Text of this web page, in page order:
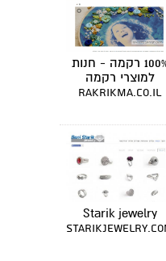
100% רקמה - חנות
למוצרי רקמה
rakrikma.co.il
Starik jewelry